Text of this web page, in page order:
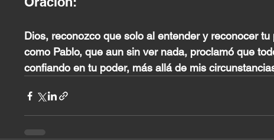
Dios, reconozco que solo al entender y reconocer
como Pablo, que aun sin ver nada, proclamó que
confiando en tu poder, más allá de mis